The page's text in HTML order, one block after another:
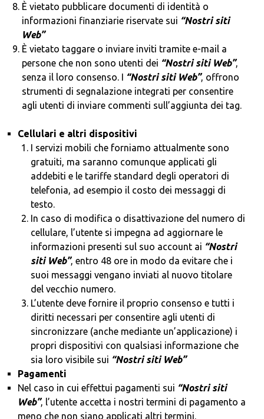
È vietato pubblicare documenti di identità o
informazioni finanziarie riservate sui “Nostri siti
Web”
È vietato taggare o inviare inviti tramite e-mail a
persone che non sono utenti dei “Nostri siti Web”,
senza il loro consenso. I “Nostri siti Web”, offrono
strumenti di segnalazione integrati per consentire
agli utenti di inviare commenti sull’aggiunta dei tag.
Cellulari e altri dispositivi
I servizi mobili che forniamo attualmente sono
gratuiti, ma saranno comunque applicati gli
addebiti e le tariffe standard degli operatori di
telefonia, ad esempio il costo dei messaggi di
testo.
In caso di modifica o disattivazione del numero di
cellulare, l’utente si impegna ad aggiornare le
informazioni presenti sul suo account ai “Nostri
siti Web”, entro 48 ore in modo da evitare che i
suoi messaggi vengano inviati al nuovo titolare
del vecchio numero.
L’utente deve fornire il proprio consenso e tutti i
diritti necessari per consentire agli utenti di
sincronizzare (anche mediante un’applicazione) i
propri dispositivi con qualsiasi informazione che
sia loro visibile sui “Nostri siti Web”
Pagamenti
Nel caso in cui effettui pagamenti sui “Nostri siti
Web”, l’utente accetta i nostri termini di pagamento a
meno che non siano applicati altri termini.